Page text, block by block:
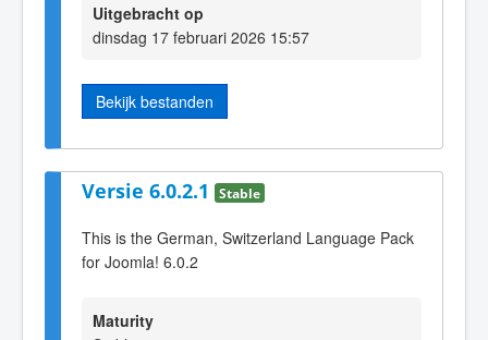
Uitgebracht op
dinsdag 17 februari 2026 15:57
Bekijk bestanden
Versie 6.0.2.1 Stable
This is the German, Switzerland Language Pack
for Joomla! 6.0.2
Maturity